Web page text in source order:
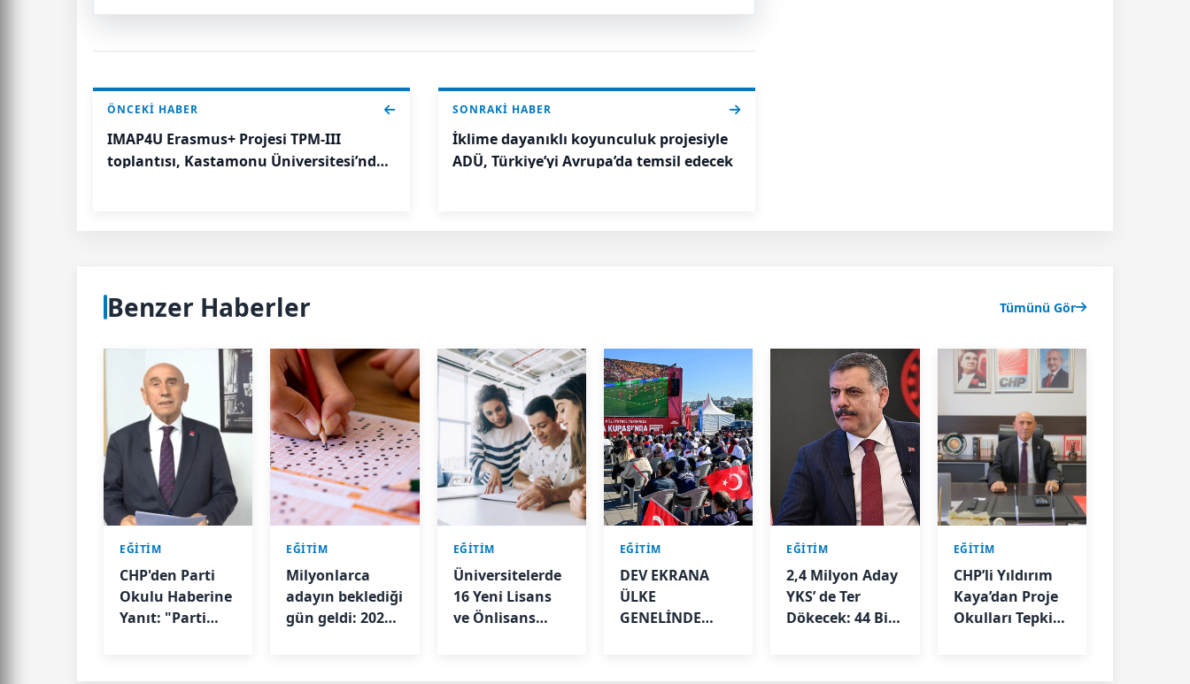
ÖNCEKI HABER
IMAP4U Erasmus+ Projesi TPM-III
toplantısı, Kastamonu Üniversitesi’nde
SONRAKI HABER
İklime dayanıklı koyunculuk projesiyle
ADÜ, Türkiye’yi Avrupa’da temsil edecek
Benzer Haberler Tümünü Gör
EĞİTİM
CHP'den Parti
Okulu Haberine
Yanıt: "Parti
EĞİTİM
Milyonlarca
adayın beklediği
gün geldi: 2026-
EĞİTİM
Üniversitelerde
16 Yeni Lisans
ve Önlisans
EĞİTİM
DEV EKRANA
ÜLKE
GENELİNDE
EĞİTİM
2,4 Milyon Aday
YKS’ de Ter
Dökecek: 44 Bin
EĞİTİM
CHP’li Yıldırım
Kaya’dan Proje
Okulları Tepkisi: